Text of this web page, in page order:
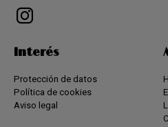
Interés
Protección de datos
Política de cookies
Aviso legal